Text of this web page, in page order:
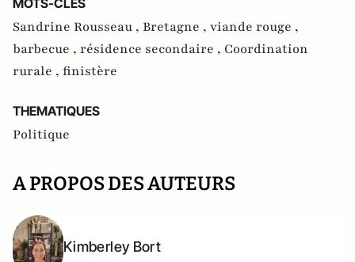
MOTS-CLES
Sandrine Rousseau , Bretagne , viande rouge ,
barbecue , résidence secondaire , Coordination
rurale , finistère
THEMATIQUES
Politique
A PROPOS DES AUTEURS
Kimberley Bort